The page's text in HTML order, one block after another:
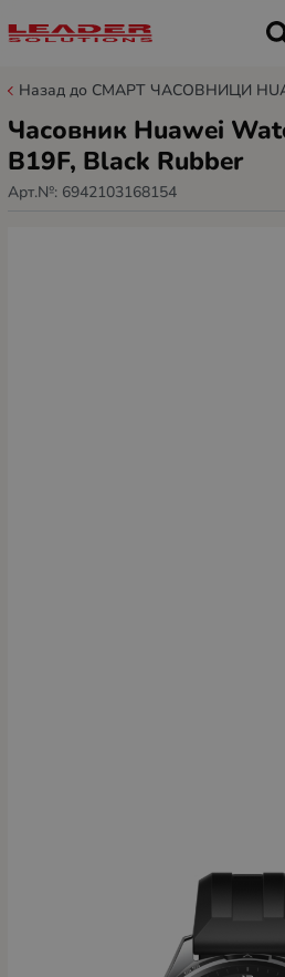
Назад до СМАРТ ЧАСОВНИЦИ
Часовник Huawei
B19F, Black Rubber
Арт.№: 6942103168154